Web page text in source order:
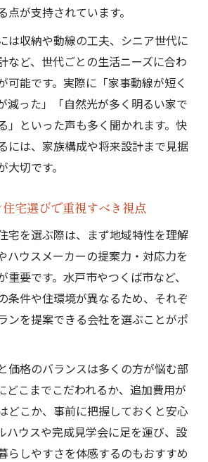
を使った賢い住宅会社の見極め
の坪単価と快適性比較
宅の坪単価と性能のバランスを
単価相場で選ぶデザイン住宅の
い既製住宅デザインの見分け方
が良い住宅の価格帯を探る方法
イン性の賢い両立術
宅で実現する規格住宅の新しい
格住宅におけるデザイン性の活
叶えるおしゃれなデザイン住宅
ザイン性を両立するための工夫
目の規格住宅デザイン事例紹介
が支持されています。
は収納や動線の工夫、シニア世代に
など、世代ごとの生活ニーズに合わ
可能です。実際に「家事動線が短く
減った」「自然光が多く明るい家で
」といった声も多く聞かれます。快
には、家族構成や将来設計まで見据
切です。
宅選びで重視すべき視点
宅を選ぶ際は、まず地域特性を理解
ハウスメーカーの提案力・対応力を
重要です。水戸市やつくば市など、
条件や住環境が異なるため、それぞ
ンを提案できる会社を選ぶことがポ
価格のバランスは多くの方が悩む部
どこまでこだわれるか、追加費用が
どこか、事前に把握しておくと安心
ハウスや完成見学会に足を運び、設
らしやすさを体感するのもおすすめ